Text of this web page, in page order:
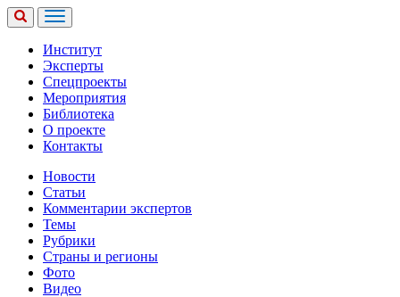
Институт
Эксперты
Спецпроекты
Мероприятия
Библиотека
О проекте
Контакты
Новости
Статьи
Комментарии экспертов
Темы
Рубрики
Страны и регионы
Фото
Видео